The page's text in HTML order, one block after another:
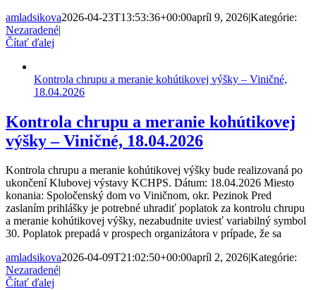
amladsikova2026-04-23T13:53:36+00:00apríl 9, 2026|Kategórie:
Nezaradené|
Čítať ďalej
Kontrola chrupu a meranie kohútikovej výšky – Viničné,
18.04.2026
Kontrola chrupu a meranie kohútikovej
výšky – Viničné, 18.04.2026
Kontrola chrupu a meranie kohútikovej výšky bude realizovaná po
ukončení Klubovej výstavy KCHPS. Dátum: 18.04.2026 Miesto
konania: Spoločenský dom vo Viničnom, okr. Pezinok Pred
zaslaním prihlášky je potrebné uhradiť poplatok za kontrolu chrupu
a meranie kohútikovej výšky, nezabudnite uviesť variabilný symbol
30. Poplatok prepadá v prospech organizátora v prípade, že sa
amladsikova2026-04-09T21:02:50+00:00apríl 2, 2026|Kategórie:
Nezaradené|
Čítať ďalej